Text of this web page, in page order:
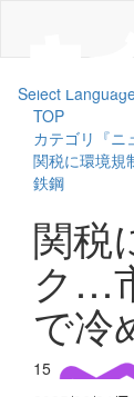
Select
TOP
カテゴリ『ニ
関税に環境規
鉄鋼
関税
ク…
で冷
15